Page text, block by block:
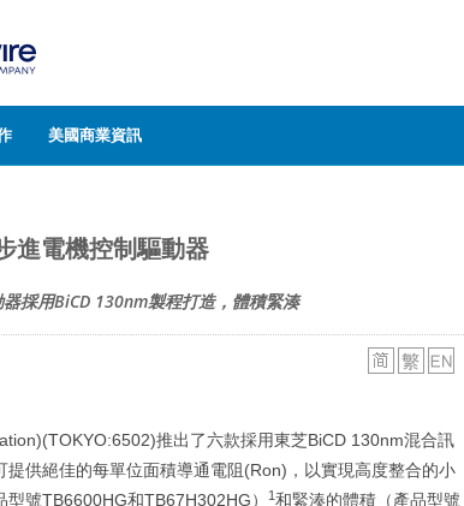
美國商業資訊
進電機控制驅動器
採用BiCD 130nm製程打造，體積緊湊
推出了六款採用東芝BiCD 130nm混合訊
供絕佳的每單位面積導通電阻(Ron)，以實現高度整合的小
號TB6600HG和TB67H302HG）
1和緊湊的體積（產品型號